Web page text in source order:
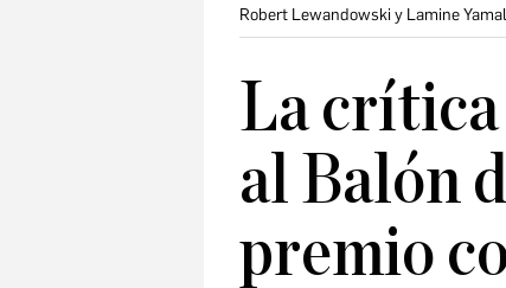
Robert Lewandowski y Lamine
La crítica
al Balón
premio